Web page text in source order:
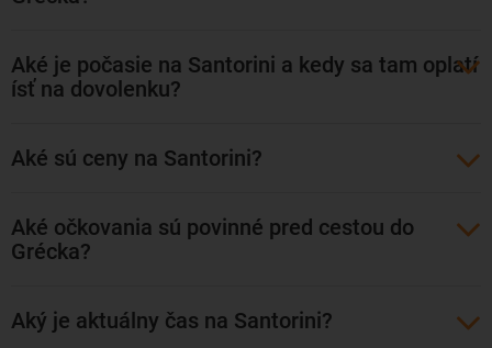
najčastejšie kúpite z Viedne. Letieť môžete aj z Budapešti a z
Prahy. Lety sú buď priame, alebo s jedným prestupom.
našich končín ponúkajú najmä spoločnosti: Eurowings,
Aké je počasie na Santorini a kedy sa tam oplatí
ísť na dovolenku?
Aké sú ceny na Santorini?
Aké očkovania sú povinné pred cestou do
Grécka?
Aký je aktuálny čas na Santorini?